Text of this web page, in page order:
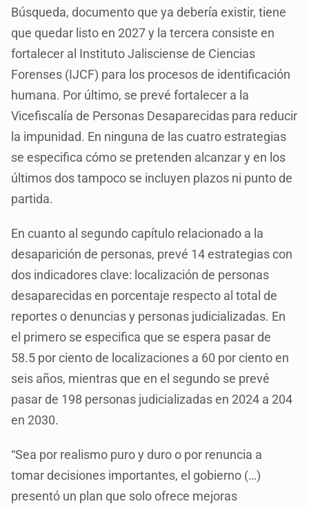
Búsqueda, documento que ya debería existir, tiene
que quedar listo en 2027 y la tercera consiste en
fortalecer al Instituto Jalisciense de Ciencias
Forenses (IJCF) para los procesos de identificación
humana. Por último, se prevé fortalecer a la
Vicefiscalía de Personas Desaparecidas para reducir
la impunidad. En ninguna de las cuatro estrategias
se especifica cómo se pretenden alcanzar y en los
últimos dos tampoco se incluyen plazos ni punto de
partida.
En cuanto al segundo capítulo relacionado a la
desaparición de personas, prevé 14 estrategias con
dos indicadores clave: localización de personas
desaparecidas en porcentaje respecto al total de
reportes o denuncias y personas judicializadas. En
el primero se especifica que se espera pasar de
58.5 por ciento de localizaciones a 60 por ciento en
seis años, mientras que en el segundo se prevé
pasar de 198 personas judicializadas en 2024 a 204
en 2030.
“Sea por realismo puro y duro o por renuncia a
tomar decisiones importantes, el gobierno (…)
presentó un plan que solo ofrece mejoras